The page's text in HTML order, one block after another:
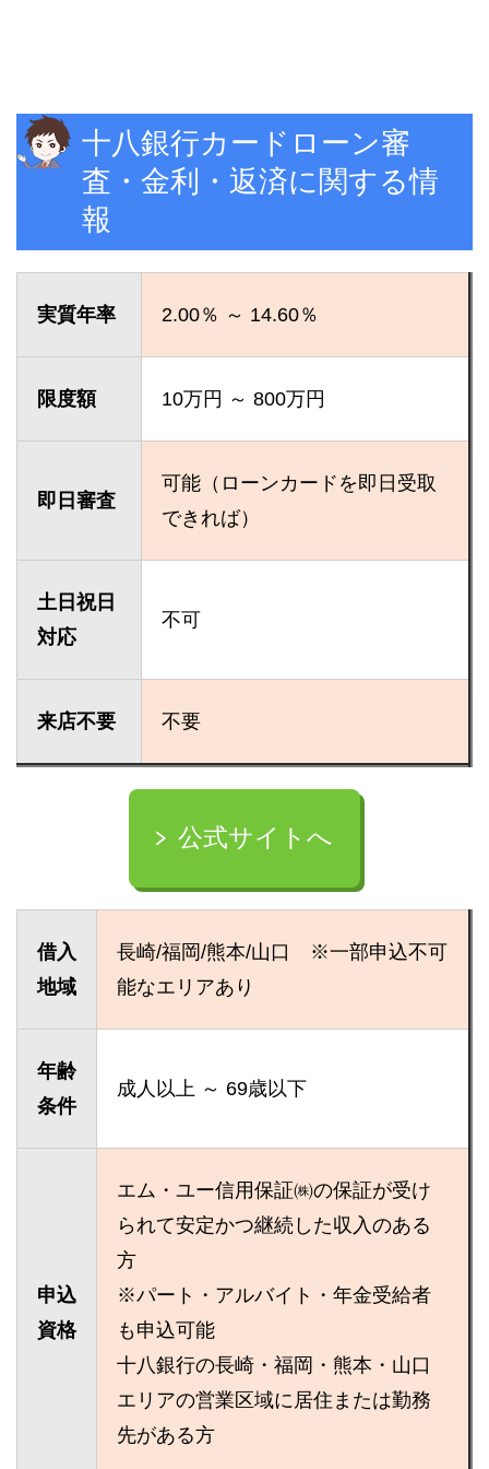
十八銀行カードローン審
査・金利・返済に関する情
報
実質年率 2.00％ ～ 14.60％
限度額 10万円 ～ 800万円
即日審査
可能（ローンカードを即日受取
できれば）
土日祝日
対応
不可
来店不要 不要
公式サイトへ
借入
地域
長崎/福岡/熊本/山口 ※一部申込不可
能なエリアあり
年齢
条件
成人以上 ～ 69歳以下
申込
資格
エム・ユー信用保証㈱の保証が受け
られて安定かつ継続した収入のある
方
※パート・アルバイト・年金受給者
も申込可能
十八銀行の長崎・福岡・熊本・山口
エリアの営業区域に居住または勤務
先がある方